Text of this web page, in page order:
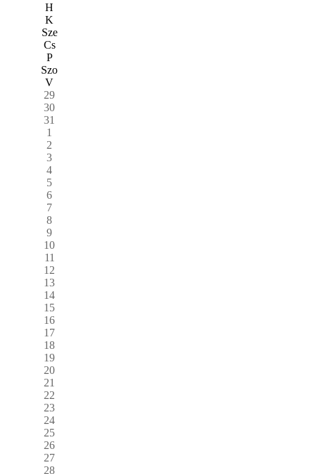
H
K
Sze
Cs
P
Szo
V
29
30
31
1
2
3
4
5
6
7
8
9
10
11
12
13
14
15
16
17
18
19
20
21
22
23
24
25
26
27
28